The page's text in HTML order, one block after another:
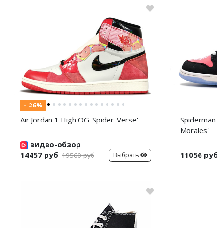
- 26%
Air Jordan 1 High OG 'Spider-Verse'
видео-обзор
14457 руб 19560 руб Выбрать
Morales'
11056 руб